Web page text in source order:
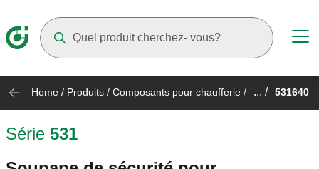
Home / Produits / Composants pour chaufferie / ... / 531640
Série 531